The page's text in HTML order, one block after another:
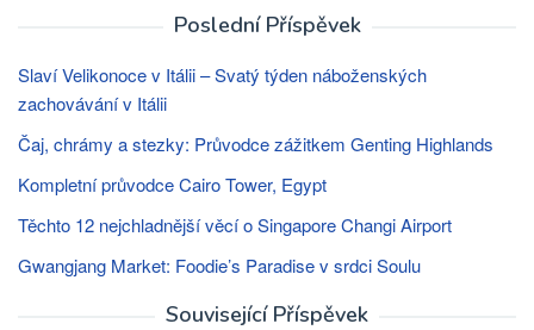
Poslední Příspěvek
Slaví Velikonoce v Itálii – Svatý týden náboženských
zachovávání v Itálii
Čaj, chrámy a stezky: Průvodce zážitkem Genting Highlands
Kompletní průvodce Cairo Tower, Egypt
Těchto 12 nejchladnější věcí o Singapore Changi Airport
Gwangjang Market: Foodie’s Paradise v srdci Soulu
Související Příspěvek